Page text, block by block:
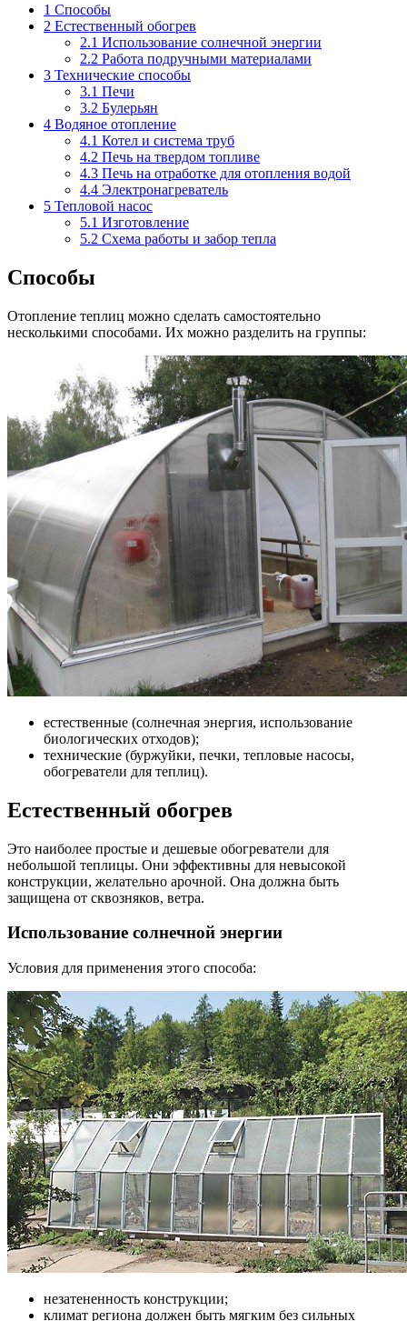
1 Способы
2 Естественный обогрев
2.1 Использование солнечной энергии
2.2 Работа подручными материалами
3 Технические способы
3.1 Печи
3.2 Булерьян
4 Водяное отопление
4.1 Котел и система труб
4.2 Печь на твердом топливе
4.3 Печь на отработке для отопления водой
4.4 Электронагреватель
5 Тепловой насос
5.1 Изготовление
5.2 Схема работы и забор тепла
Способы
Отопление теплиц можно сделать самостоятельно
несколькими способами. Их можно разделить на группы:
естественные (солнечная энергия, использование
биологических отходов);
технические (буржуйки, печки, тепловые насосы,
обогреватели для теплиц).
Естественный обогрев
Это наиболее простые и дешевые обогреватели для
небольшой теплицы. Они эффективны для невысокой
конструкции, желательно арочной. Она должна быть
защищена от сквозняков, ветра.
Использование солнечной энергии
Условия для применения этого способа:
незатененность конструкции;
климат региона должен быть мягким без сильных